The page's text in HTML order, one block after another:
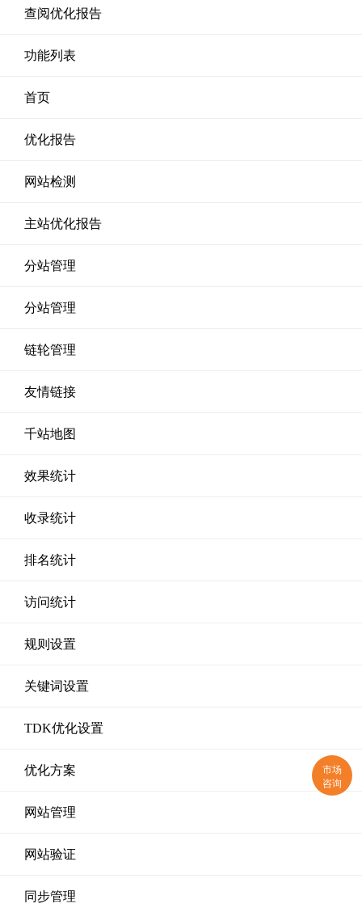
查阅优化报告
功能列表
首页
优化报告
网站检测
主站优化报告
分站管理
分站管理
链轮管理
友情链接
千站地图
效果统计
收录统计
排名统计
访问统计
规则设置
关键词设置
TDK优化设置
优化方案
网站管理
网站验证
同步管理
市场
咨询